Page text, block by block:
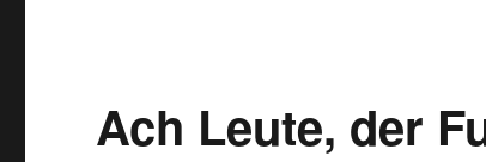
Ach Leute, der